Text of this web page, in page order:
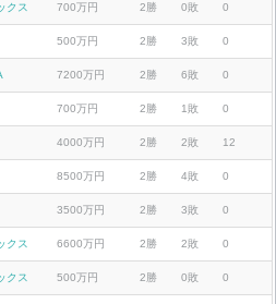
クス 700万円 2勝 0敗 0
500万円 2勝 3敗 0
7200万円 2勝 6敗 0
700万円 2勝 1敗 0
4000万円 2勝 2敗 12
8500万円 2勝 4敗 0
3500万円 2勝 3敗 0
クス 6600万円 2勝 2敗 0
クス 500万円 2勝 0敗 0